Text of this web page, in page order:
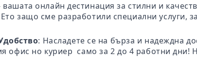
онлайн дестинация за стилни и
защо сме разработили специални услуги,
: Насладете се на бърза и надеждна
офис но куриер само за 2 до 4 работни